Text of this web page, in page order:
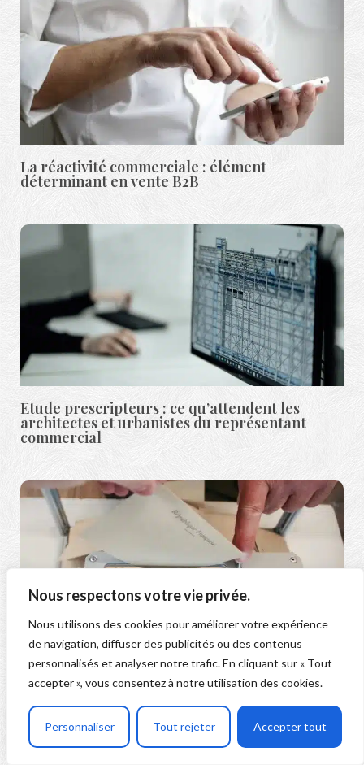
Nous respectons votre vie privée.
Nous utilisons des cookies pour améliorer votre expérience
de navigation, diffuser des publicités ou des contenus
personnalisés et analyser notre trafic. En cliquant sur « Tout
accepter », vous consentez à notre utilisation des cookies.
Personnaliser Tout rejeter Accepter tout
La réactivité commerciale : élément
déterminant en vente B2B
Etude prescripteurs : ce qu’attendent les
architectes et urbanistes du représentant
commercial
Comment prospecter les mairies efficacement
? Notre étude commerciale